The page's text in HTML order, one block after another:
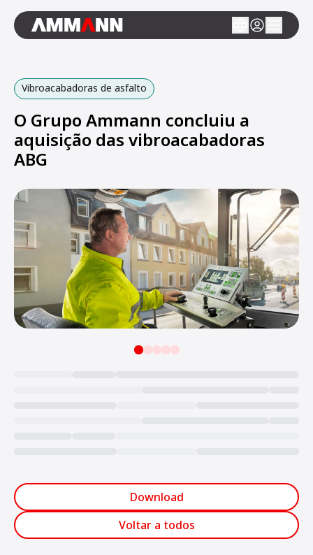
Vibroacabadoras de asfalto
O Grupo Ammann concluiu a
aquisição das vibroacabadoras
ABG
Download
Voltar a todos